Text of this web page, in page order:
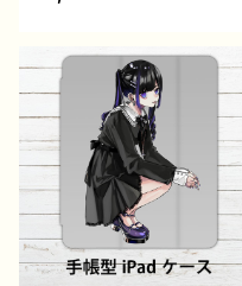
エモい 病みかわいい メ
的 黒髪 ピアス ゴシッ
ク ピアス アイパッドカバ
ー 個性的 おすすめ 人
気 イラストレーター クリ
エイター 絵師 オリジナ
ル デザイン グッズ タイ
トル：黒野京 デザイン68
作：黒野京